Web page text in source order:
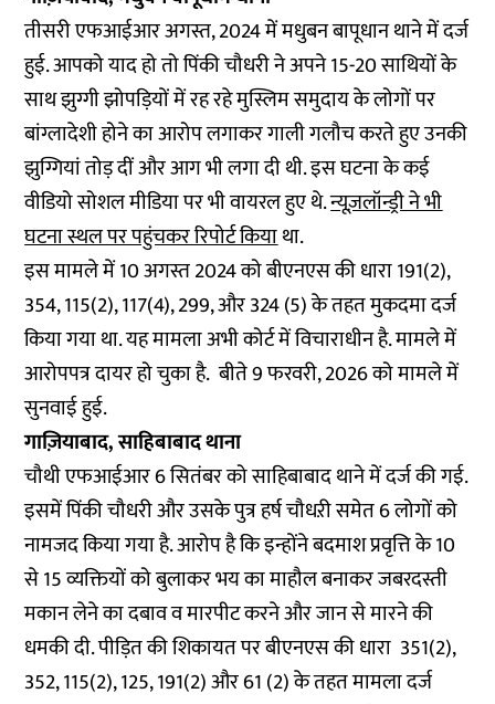
तीसरी एफआईआर अगस्त, 2024 में मधुबन बापूधान थाने में दर्ज
हुई. आपको याद हो तो पिंकी चौधरी ने अपने 15-20 साथियों के
साथ झुग्गी झोपड़ियों में रह रहे मुस्लिम समुदाय के लोगों पर
बांग्लादेशी होने का आरोप लगाकर गाली गलौच करते हुए उनकी
झुग्गियां तोड़ दीं और आग भी लगा दी थी. इस घटना के कई
वीडियो सोशल मीडिया पर भी वायरल हुए थे.न्यूज़लॉन्ड्री ने भी
घटना स्थल पर पहुंचकर रिपोर्ट कियाथा.
इस मामले में 10 अगस्त 2024 को बीएनएस की धारा 191(2),
354, 115(2), 117(4), 299, और 324 (5) के तहत मुकदमा दर्ज
किया गया था. यह मामला अभी कोर्ट में विचाराधीन है. मामले में
आरोपपत्र दायर हो चुका है. बीते 9 फरवरी, 2026 को मामले में
सुनवाई हुई.
गाज़ियाबाद, साहिबाबाद थाना
चौथी एफआईआर 6 सितंबर को साहिबाबाद थाने में दर्ज की गई.
इसमें पिंकी चौधरी और उसके पुत्र हर्ष चौधऱी समेत 6 लोगों को
नामजद किया गया है. आरोप है कि इन्होंने बदमाश प्रवृत्ति के 10
से 15 व्यक्तियों को बुलाकर भय का माहौल बनाकर जबरदस्ती
मकान लेने का दबाव व मारपीट करने और जान से मारने की
धमकी दी. पीड़ित की शिकायत पर बीएनएस की धारा 351(2),
352, 115(2), 125, 191(2) और 61 (2) के तहत मामला दर्ज